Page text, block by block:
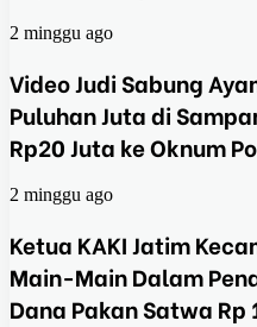
2 minggu ago
Video Judi Sabung
Puluhan Juta di
Rp20 Juta ke Oknum
2 minggu ago
Ketua KAKI Jatim
Main-Main Dalam
Dana Pakan Satwa Rp